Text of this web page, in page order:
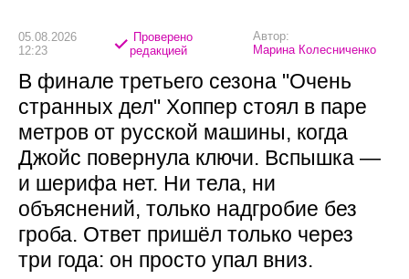
05.08.2026
12:23
Проверено
редакцией
Автор:
Марина Колесниченко
В финале третьего сезона "Очень
странных дел" Хоппер стоял в паре
метров от русской машины, когда
Джойс повернула ключи. Вспышка —
и шерифа нет. Ни тела, ни
объяснений, только надгробие без
гроба. Ответ пришёл только через
три года: он просто упал вниз.